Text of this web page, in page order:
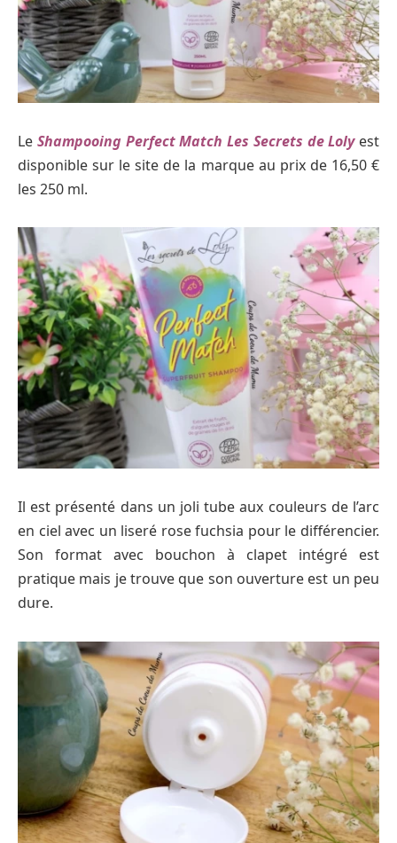
Le Shampooing Perfect Match Les Secrets de Lolyest
disponible sur le site de la marque au prix de 16,50 €
les 250 ml.
Il est présenté dans un joli tube aux couleurs de l’arc
en ciel avec un liseré rose fuchsia pour le différencier.
Son format avec bouchon à clapet intégré est
pratique mais je trouve que son ouverture est un peu
dure.